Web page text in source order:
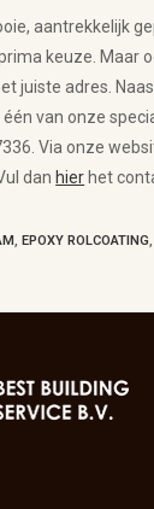
aantrekkelijk
keuze. Maar
juiste adres.
van onze
Via onze
dan hier het
, EPOXY ROLCOATING,